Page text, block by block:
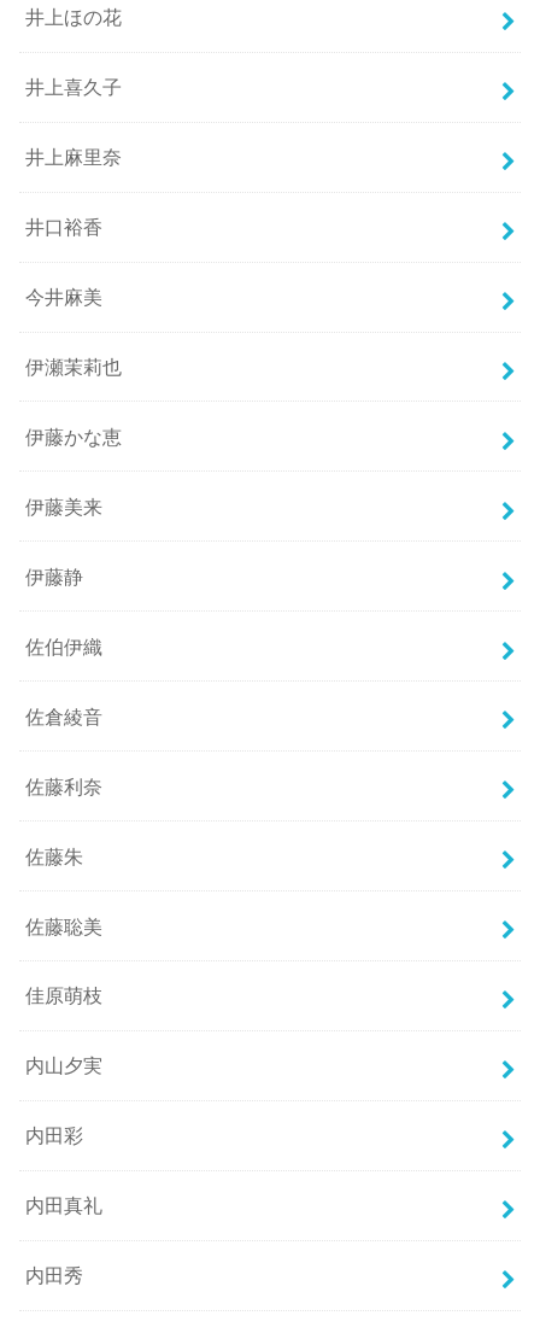
井上ほの花
井上喜久子
井上麻里奈
井口裕香
今井麻美
伊瀬茉莉也
伊藤かな恵
伊藤美来
伊藤静
佐伯伊織
佐倉綾音
佐藤利奈
佐藤朱
佐藤聡美
佳原萌枝
内山夕実
内田彩
内田真礼
内田秀